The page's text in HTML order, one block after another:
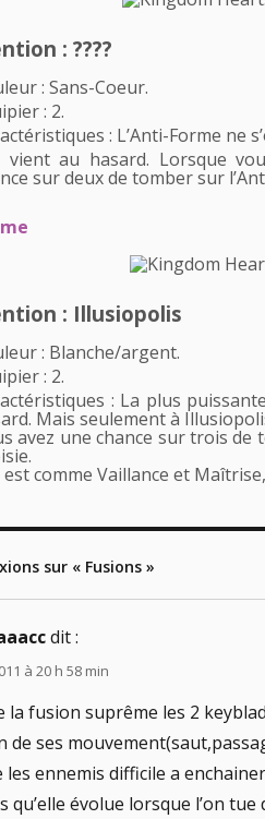
: ????
: Sans-Coeur.
: 2.
: L’Anti-Forme ne
vient au hasard. Lorsque
sur deux de tomber sur
: Illusiopolis
: Blanche/argent.
: 2.
: La plus
Mais seulement à
avez une chance sur trois de
est comme Vaillance et
sur « Fusions »
dit :
à 20 h 58 min
la fusion suprême les 2
de ses
les ennemis difficile a
qu’elle évolue lorsque l’on tue